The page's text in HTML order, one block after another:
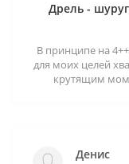
Дрель -
В принципе на
для моих целей
крутящим
Денис